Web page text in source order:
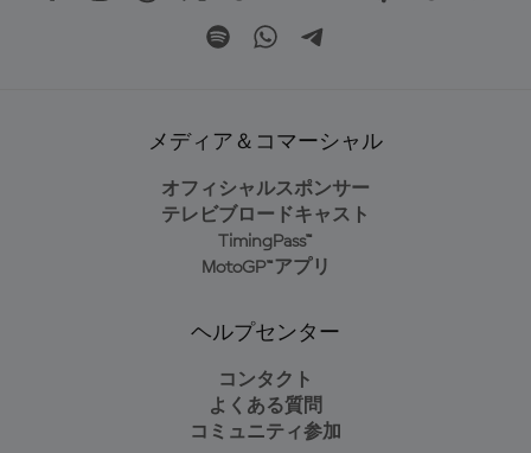
メディア＆コマーシャル
オフィシャルスポンサー
テレビブロードキャスト
TimingPass™
MotoGP™アプリ
ヘルプセンター
コンタクト
よくある質問
コミュニティ参加